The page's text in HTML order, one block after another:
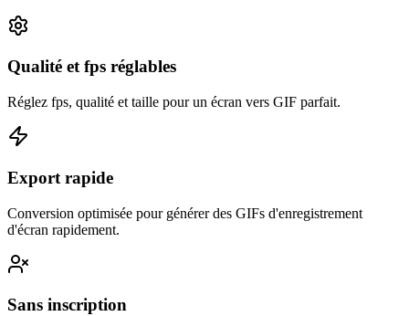
Qualité et fps réglables
Réglez fps, qualité et taille pour un écran vers GIF parfait.
Export rapide
Conversion optimisée pour générer des GIFs d'enregistrement
d'écran rapidement.
Sans inscription